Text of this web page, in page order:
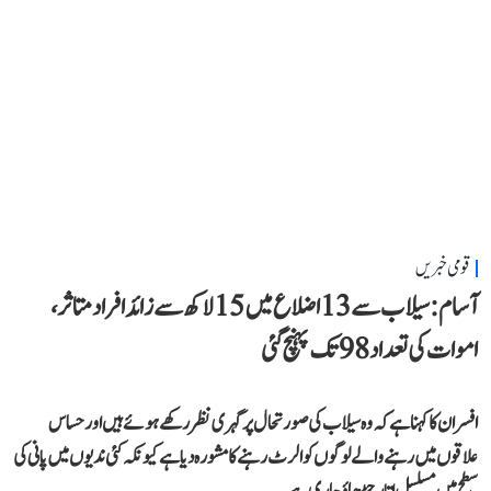
قومی خبریں
آسام: سیلاب سے 13 اضلاع میں 15 لاکھ سے زائد افراد متاثر،
اموات کی تعداد 98 تک پہنچ گئی
افسران کا کہنا ہے کہ وہ سیلاب کی صورتحال پر گہری نظر رکھے ہوئے ہیں اور حساس
علاقوں میں رہنے والے لوگوں کو الرٹ رہنے کا مشورہ دیا ہے کیونکہ کئی ندیوں میں پانی کی